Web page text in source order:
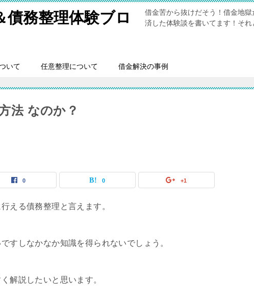
債務整理体験ブロ
借金苦から抜けだそう！借金地
済した体験談を書いてます！そ
いて 任意整理について 借金解決の事例
法 なのか？
0 0 +1
える債務整理と言えます。
すしなかなか知識を得られないでしょう。
解説したいと思います。